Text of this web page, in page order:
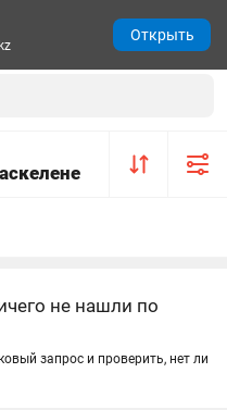
не нашли по
запрос и проверить, нет ли
Открыть